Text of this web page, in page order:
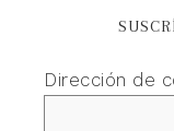
Dirección de